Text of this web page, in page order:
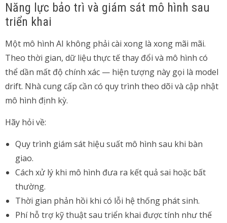
Năng lực bảo trì và giám sát mô hình sau
triển khai
Một mô hình AI không phải cài xong là xong mãi mãi.
Theo thời gian, dữ liệu thực tế thay đổi và mô hình có
thể dần mất độ chính xác — hiện tượng này gọi là model
drift. Nhà cung cấp cần có quy trình theo dõi và cập nhật
mô hình định kỳ.
Hãy hỏi về:
Quy trình giám sát hiệu suất mô hình sau khi bàn
giao.
Cách xử lý khi mô hình đưa ra kết quả sai hoặc bất
thường.
Thời gian phản hồi khi có lỗi hệ thống phát sinh.
Phí hỗ trợ kỹ thuật sau triển khai được tính như thế